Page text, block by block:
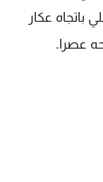
باتجاه عكار
عصرا.